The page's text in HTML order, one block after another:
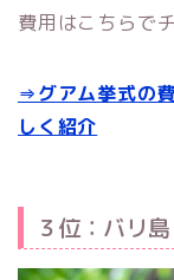
費用はこちらで
⇒グアム挙式の
しく紹介
３位：バリ島